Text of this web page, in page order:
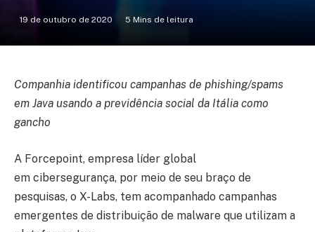
19 de outubro de 2020 5 Mins de leitura
Companhia identificou campanhas de phishing/spams
em Java usando a previdência social da Itália como
gancho
A Forcepoint, empresa líder global
em cibersegurança, por meio de seu braço de
pesquisas, o X-Labs, tem acompanhado campanhas
emergentes de distribuição de malware que utilizam a